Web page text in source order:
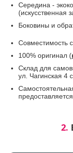
Середина -
(искусственная
Боковины и
Совместимость
100% оригинал (
Склад для
ул. Чагинская 4
предоставляется
2.